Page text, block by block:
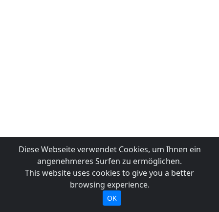
Diese Webseite verwendet Cookies, um Ihnen ein
angenehmeres Surfen zu ermöglichen.
This website uses cookies to give you a better
browsing experience.
OK